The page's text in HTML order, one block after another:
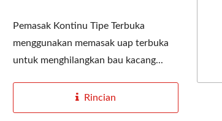
Pemasak Kontinu Tipe Terbuka
menggunakan memasak uap terbuka
untuk menghilangkan bau kacang...
Rincian